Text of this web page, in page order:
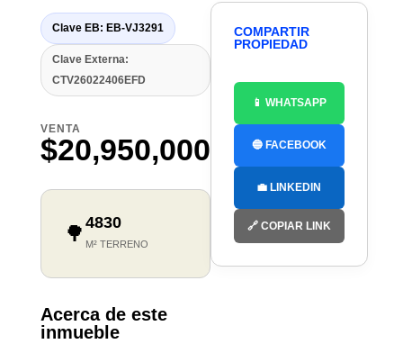
Clave EB: EB-VJ3291
Clave Externa:
CTV26022406EFD
VENTA
$20,950,000
🌳 4830
M² TERRENO
Acerca de este
inmueble
COMPARTIR
PROPIEDAD
📱 WHATSAPP
🔵 FACEBOOK
💼 LINKEDIN
🔗 COPIAR LINK